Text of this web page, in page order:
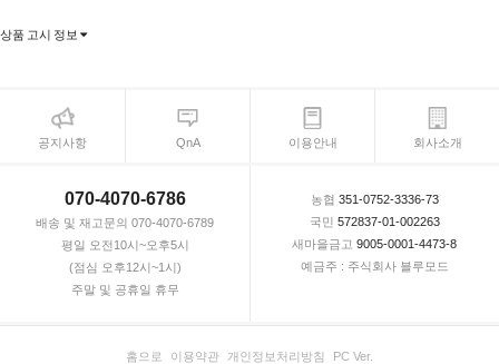
상품 고시 정보
공지사항 QnA 이용안내 회사소개
070-4070-6786
배송 및 재고문의 070-4070-6789
평일 오전10시~오후5시
(점심 오후12시~1시)
주말 및 공휴일 휴무
농협 351-0752-3336-73
국민 572837-01-002263
새마을금고 9005-0001-4473-8
예금주 : 주식회사 블루모드
홈으로 이용약관 개인정보처리방침 PC Ver.